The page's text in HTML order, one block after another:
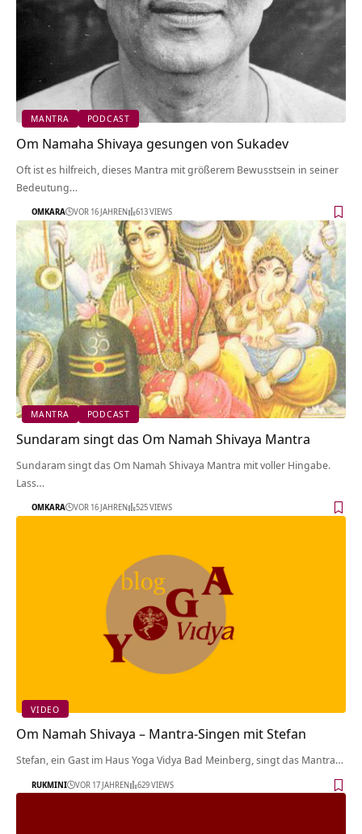
MANTRA PODCAST
Om Namaha Shivaya gesungen von Sukadev
Oft ist es hilfreich, dieses Mantra mit größerem Bewusstsein in seiner
Bedeutung…
OMKARA VOR 16 JAHREN 613 VIEWS
MANTRA PODCAST
Sundaram singt das Om Namah Shivaya Mantra
Sundaram singt das Om Namah Shivaya Mantra mit voller Hingabe.
Lass…
OMKARA VOR 16 JAHREN 525 VIEWS
VIDEO
Om Namah Shivaya – Mantra-Singen mit Stefan
Stefan, ein Gast im Haus Yoga Vidya Bad Meinberg, singt das Mantra…
RUKMINI VOR 17 JAHREN 629 VIEWS